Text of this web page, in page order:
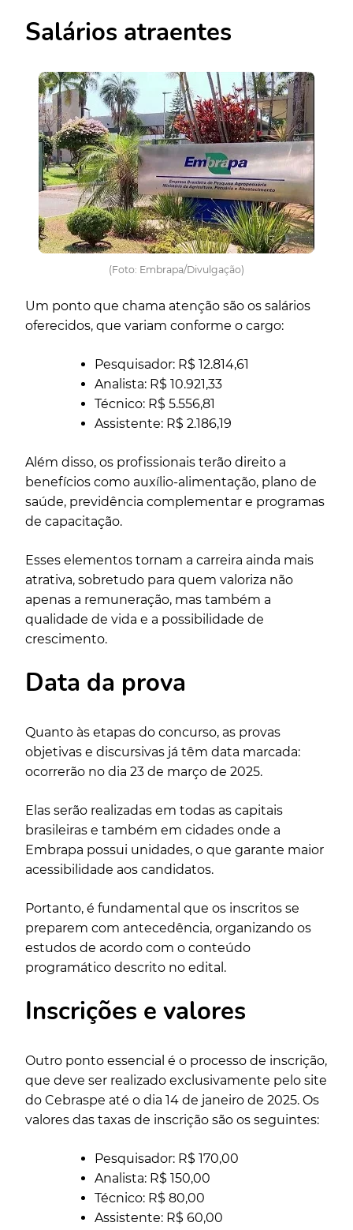
Salários atraentes
(Foto: Embrapa/Divulgação)
Um ponto que chama atenção são os salários
oferecidos, que variam conforme o cargo:
Pesquisador: R$ 12.814,61
Analista: R$ 10.921,33
Técnico: R$ 5.556,81
Assistente: R$ 2.186,19
Além disso, os profissionais terão direito a
benefícios como auxílio-alimentação, plano de
saúde, previdência complementar e programas
de capacitação.
Esses elementos tornam a carreira ainda mais
atrativa, sobretudo para quem valoriza não
apenas a remuneração, mas também a
qualidade de vida e a possibilidade de
crescimento.
Data da prova
Quanto às etapas do concurso, as provas
objetivas e discursivas já têm data marcada:
ocorrerão no dia 23 de março de 2025.
Elas serão realizadas em todas as capitais
brasileiras e também em cidades onde a
Embrapa possui unidades, o que garante maior
acessibilidade aos candidatos.
Portanto, é fundamental que os inscritos se
preparem com antecedência, organizando os
estudos de acordo com o conteúdo
programático descrito no edital.
Inscrições e valores
Outro ponto essencial é o processo de inscrição,
que deve ser realizado exclusivamente pelo site
do Cebraspe até o dia 14 de janeiro de 2025. Os
valores das taxas de inscrição são os seguintes:
Pesquisador: R$ 170,00
Analista: R$ 150,00
Técnico: R$ 80,00
Assistente: R$ 60,00